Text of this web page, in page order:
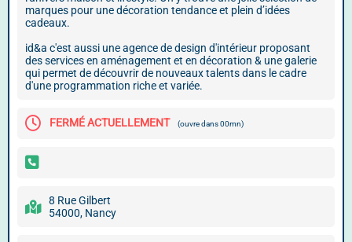
marques pour une décoration tendance et plein d’idées
cadeaux.
id&a c'est aussi une agence de design d'intérieur proposant
des services en aménagement et en décoration & une galerie
qui permet de découvrir de nouveaux talents dans le cadre
d'une programmation riche et variée.
FERMÉ ACTUELLEMENT (ouvre dans 00mn)
8 Rue Gilbert
54000, Nancy